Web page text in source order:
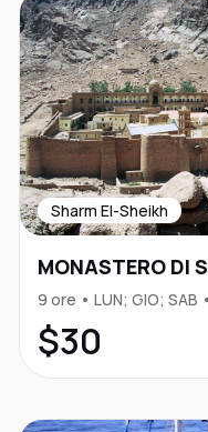
Sharm El-Sheikh
MONASTERO DI
9 ore • LUN; GIO;
$30